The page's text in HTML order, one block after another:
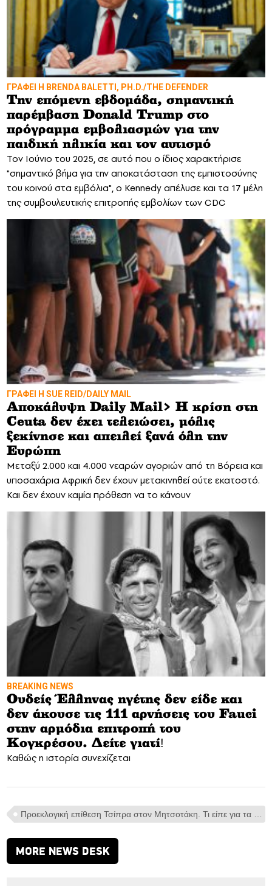
ΓΡΑΦΕΙ Η BRENDA BALETTI, PH.D./THE DEFENDER
Την επόμενη εβδομάδα, σημαντική
παρέμβαση Donald Trump στο
πρόγραμμα εμβολιασμών για την
παιδική ηλικία και τον αυτισμό
Τον Ιούνιο του 2025, σε αυτό που ο ίδιος χαρακτήρισε
"σημαντικό βήμα για την αποκατάσταση της εμπιστοσύνης
του κοινού στα εμβόλια", ο Kennedy απέλυσε και τα 17 μέλη
της συμβουλευτικής επιτροπής εμβολίων των CDC
ΓΡΑΦΕΙ Η SUE REID/DAILY MAIL
Αποκάλυψη Daily Mail> Η κρίση στη
Ceuta δεν έχει τελειώσει, μόλις
ξεκίνησε και απειλεί ξανά όλη την
Ευρώπη
Mεταξύ 2.000 και 4.000 νεαρών αγοριών από τη Βόρεια και
υποσαχάρια Αφρική δεν έχουν μετακινηθεί ούτε εκατοστό.
Και δεν έχουν καμία πρόθεση να το κάνουν
BREAKING NEWS
Ουδείς Έλληνας ηγέτης δεν είδε και
δεν άκουσε τις 111 αρνήσεις του Fauci
στην αρμόδια επιτροπή του
Κογκρέσου. Δείτε γιατί!
Καθώς η ιστορία συνεχίζεται
MORE NEWS DESK